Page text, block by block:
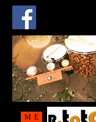
ME